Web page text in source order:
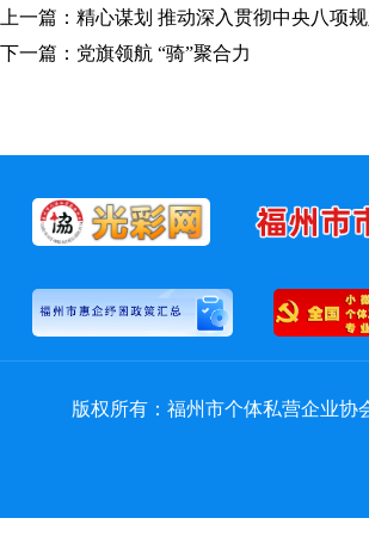
上一篇：精心谋划 推动深入贯彻中央八项
下一篇：党旗领航 “骑”聚合力
版权所有：福州市个体私营企业协